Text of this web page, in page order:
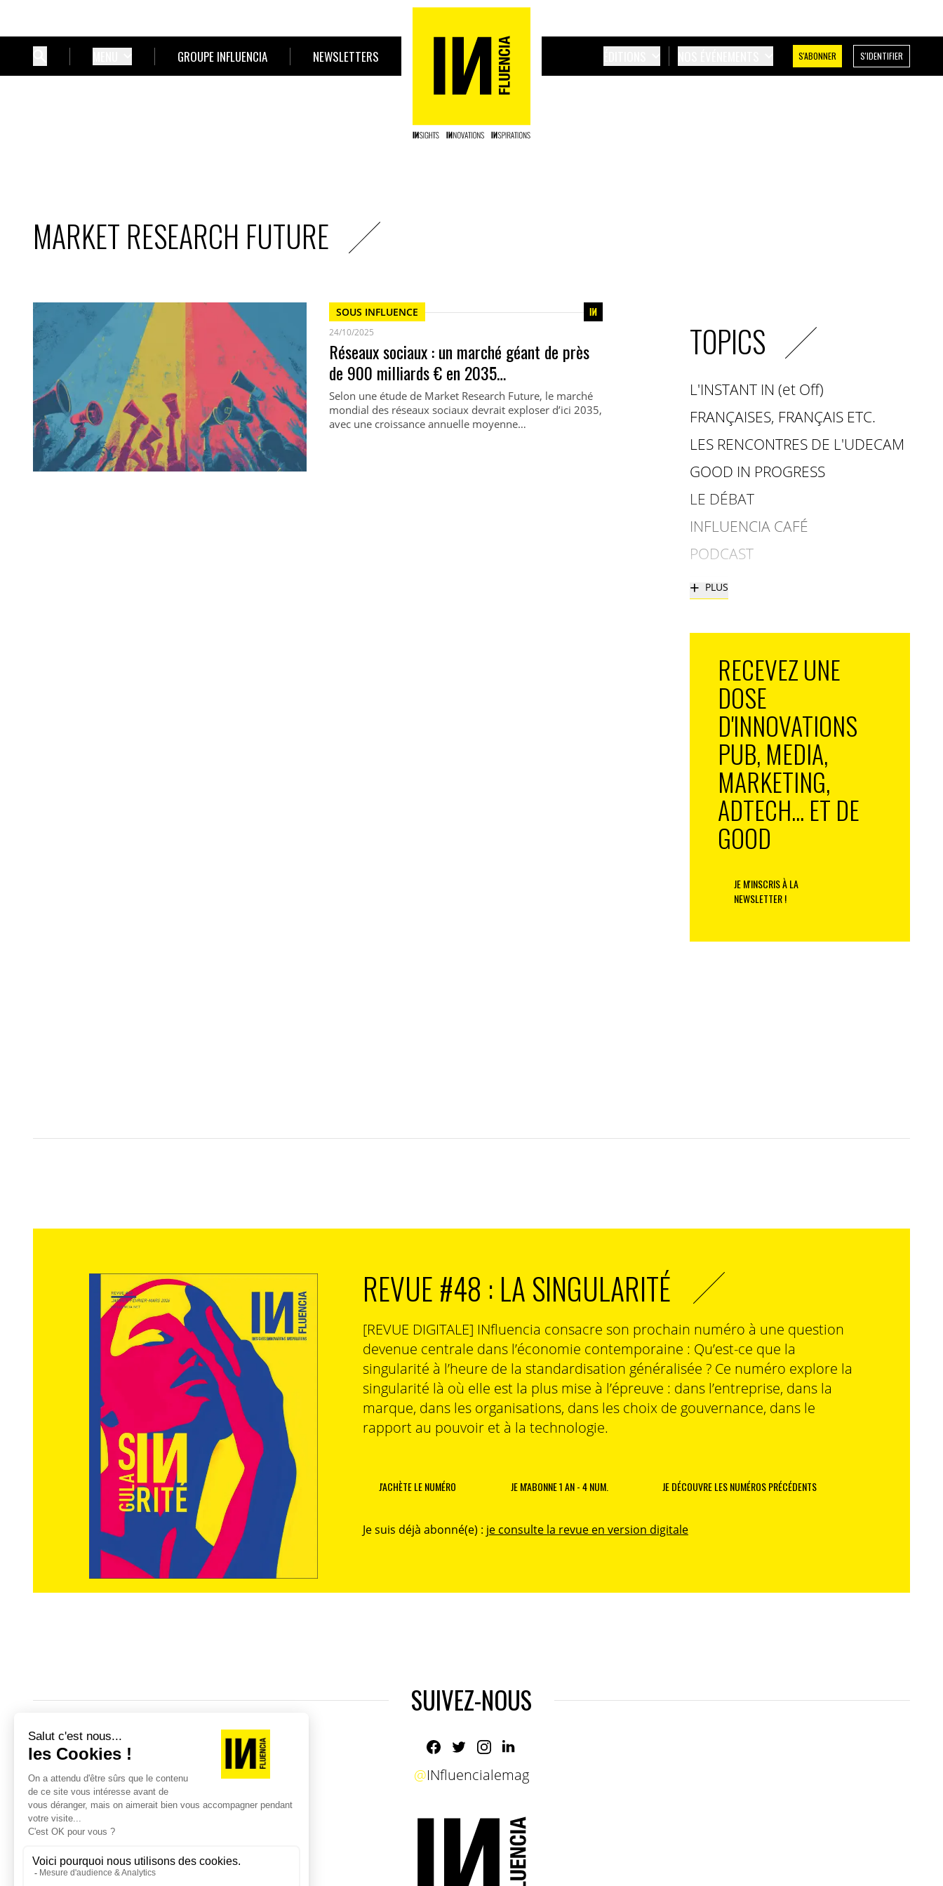
GROUPE INFLUENCIA NEWSLETTERS S'ABONNER S'IDENTIFIER
MARKET RESEARCH FUTURE
SOUS INFLUENCE
24/10/2025
Réseaux sociaux : un marché géant de près
de 900 milliards € en 2035…
Selon une étude de Market Research Future, le marché
mondial des réseaux sociaux devrait exploser d’ici 2035,
avec une croissance annuelle moyenne…
TOPICS
L'INSTANT IN (et Off)
FRANÇAISES, FRANÇAIS ETC.
LES RENCONTRES DE L'UDECAM
GOOD IN PROGRESS
LE DÉBAT
INFLUENCIA CAFÉ
PODCAST
+ PLUS
RECEVEZ UNE
DOSE
D'INNOVATIONS
PUB, MEDIA,
MARKETING,
ADTECH... ET DE
GOOD
JE M'INSCRIS À LA
NEWSLETTER !
REVUE #48 : LA SINGULARITÉ
[REVUE DIGITALE] INfluencia consacre son prochain numéro à une question
devenue centrale dans l’économie contemporaine : Qu’est-ce que la
singularité à l’heure de la standardisation généralisée ? Ce numéro explore la
singularité là où elle est la plus mise à l’épreuve : dans l’entreprise, dans la
marque, dans les organisations, dans les choix de gouvernance, dans le
rapport au pouvoir et à la technologie.
J'ACHÈTE LE NUMÉRO JE M'ABONNE 1 AN - 4 NUM. JE DÉCOUVRE LES NUMÉROS PRÉCÉDENTS
Je suis déjà abonné(e) : je consulte la revue en version digitale
SUIVEZ-NOUS
@INfluencialemag